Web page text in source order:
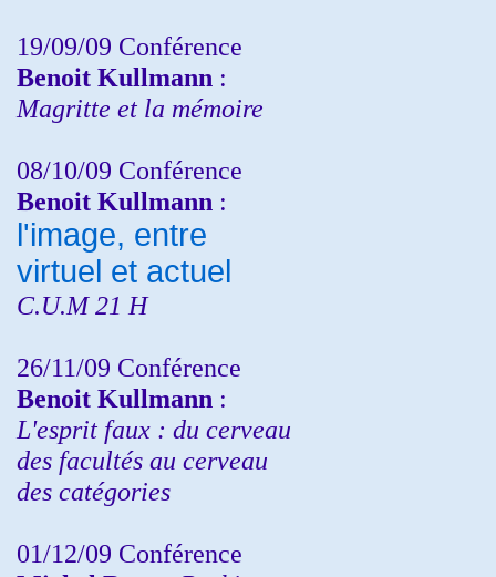
19/09/09 Conférence
Benoit Kullmann :
Magritte et la mémoire
08/10/09 Conférence
Benoit Kullmann :
l'image, entre
virtuel et actuel
C.U.M 21 H
26/11/09 Conférence
Benoit Kullmann :
L'esprit faux : du cerveau
des facultés au cerveau
des catégories
01/12/09 Conférence